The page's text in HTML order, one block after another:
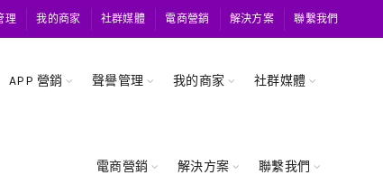
理 我的商家 社群媒體 電商營銷 解決方案 聯繫我們
APP 營銷 聲譽管理 我的商家 社群媒體
電商營銷 解決方案 聯繫我們